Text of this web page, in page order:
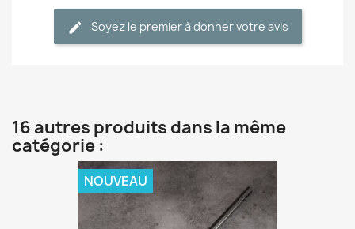
Soyez le premier à donner votre avis
16 autres produits dans la même
catégorie :
NOUVEAU